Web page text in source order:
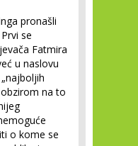
pronašli
se
Fatmira
u naslovu
na to
o kome se